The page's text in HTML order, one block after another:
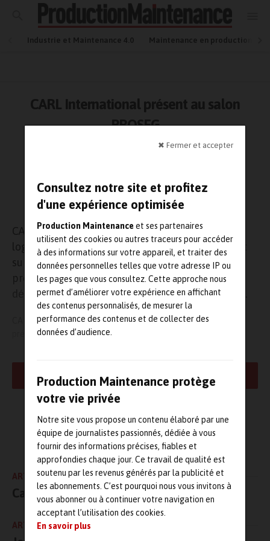
✖ Fermer et accepter
Consultez notre site et profitez
d'une expérience optimisée
Production Maintenanceet ses partenaires
utilisent des cookies ou autres traceurs pour accéder
à des informations sur votre appareil, et traiter des
données personnelles telles que votre adresse IP ou
les pages que vous consultez. Cette approche nous
permet d’améliorer votre expérience en affichant
des contenus personnalisés, de mesurer la
performance des contenus et de collecter des
données d’audience.
Production Maintenance protège
votre vie privée
Notre site vous propose un contenu élaboré par une
équipe de journalistes passionnés, dédiée à vous
fournir des informations précises, fiables et
approfondies chaque jour. Ce travail de qualité est
soutenu par les revenus générés par la publicité et
les abonnements. C’est pourquoi nous vous invitons à
vous abonner ou à continuer votre navigation en
acceptant l’utilisation des cookies.
En savoir plus
Industrie et Maintenance 4.0 Maintenance en production
CARL International présent au salon
PROSEG
CARL International, acteur leader en Europe des
logiciels de Gestion d’Equipements, sera présent
sur le salon PROSEG. A cette occasion, l’éditeur
présenteraCARL Master SE, la solution GMAO
dédiée aux métiers du service et de l’immobilier.
CARL INTERNATIONAL animera également une conférence
présentant l’intérêt de l’intégration d’une GMAO au sein d’un
fonctionnels du Facility Management.
Avec CARL Master SE, les Responsables des Services Généraux
s’appuient sur une solution adaptée à leurs besoins fonctionnels :
travaux, gestion des stocks, tableaux de bords analytiques,
budgétaires et techniques.
CARL Master SE est une application Full Web, déclinable sous la
forme d’une offre ASP.
Ses atouts :
Couvrir l’ensemble des besoins de la maintenance
LIRE LA SUITE
L'AUTEUR
Maintenanceandco.com
ARTICLE PRÉCÉDENT
Ca bouge chez 4D !
ARTICLE SUIVANT